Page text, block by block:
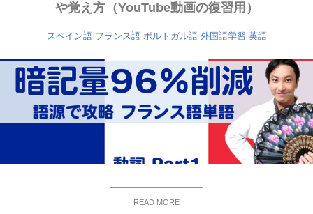
や覚え方（YouTube動画の復習用）
スペイン語 フランス語 ポルトガル語 外国語学習 英語
READ MORE